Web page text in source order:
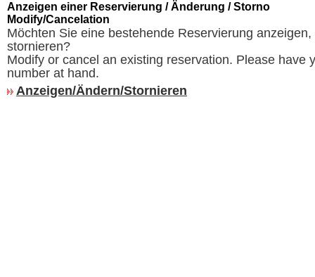
Anzeigen einer Reservierung / Änderung / Storno
Modify/Cancelation
Möchten Sie eine bestehende Reservierung
stornieren?
Modify or cancel an existing reservation. Please have
number at hand.
Anzeigen/Ändern/Stornieren